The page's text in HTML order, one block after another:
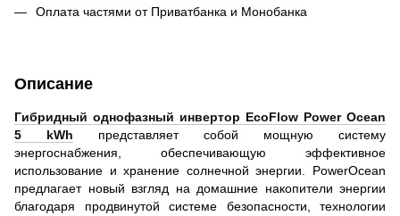
Оплата частями от Приватбанка и Монобанка
Описание
Гибридный однофазный инвертор EcoFlow Power Ocean
5 kWh представляет собой мощную систему
энергоснабжения, обеспечивающую эффективное
использование и хранение солнечной энергии. PowerOcean
предлагает новый взгляд на домашние накопители энергии
благодаря продвинутой системе безопасности, технологии